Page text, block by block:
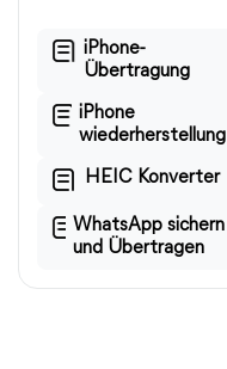
iPhone-
Übertragung
iPhone
wiederherstellung
HEIC Konverter
WhatsApp sichern
und Übertragen